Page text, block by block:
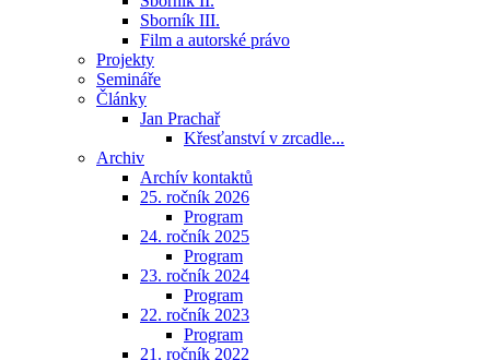
Sborník III.
Film a autorské právo
Projekty
Semináře
Články
Jan Prachař
Křesťanství v zrcadle...
Archiv
Archív kontaktů
25. ročník 2026
Program
24. ročník 2025
Program
23. ročník 2024
Program
22. ročník 2023
Program
21. ročník 2022